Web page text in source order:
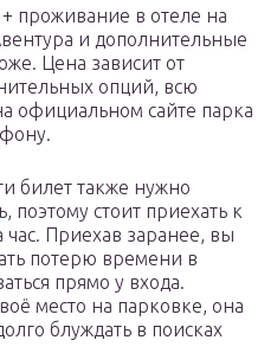
проживание в отеле на
и дополнительные
Цена зависит от
опций, всю
официальном сайте парка
билет также нужно
поэтому стоит приехать к
час. Приехав заранее, вы
потерю времени в
прямо у входа.
место на парковке, она
блуждать в поисках